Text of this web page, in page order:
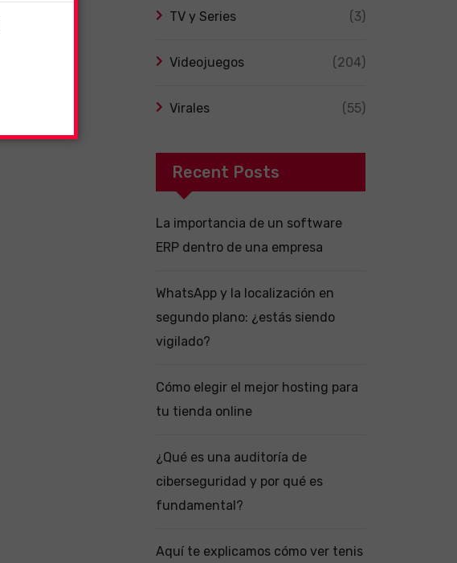
TV y Series (3)
Videojuegos (204)
Virales (55)
Recent Posts
La importancia de un software
ERP dentro de una empresa
WhatsApp y la localización en
segundo plano: ¿estás siendo
vigilado?
Cómo elegir el mejor hosting para
tu tienda online
¿Qué es una auditoría de
ciberseguridad y por qué es
fundamental?
Aquí te explicamos cómo ver tenis